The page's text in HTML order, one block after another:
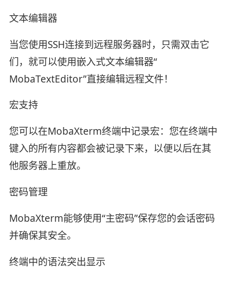
文本编辑器
当您使用SSH连接到远程服务器时，只需双击它
们，就可以使用嵌入式文本编辑器“
MobaTextEditor”直接编辑远程文件！
宏支持
您可以在MobaXterm终端中记录宏：您在终端中
键入的所有内容都会被记录下来，以便以后在其
他服务器上重放。
密码管理
MobaXterm能够使用“主密码”保存您的会话密码
并确保其安全。
终端中的语法突出显示